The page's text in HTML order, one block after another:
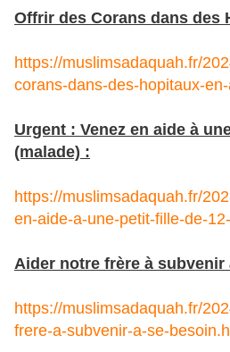
Offrir des Corans dans des
https://muslimsadaquah.fr/
corans-dans-des-hopitaux-en-
Urgent : Venez en aide à
(malade) :
https://muslimsadaquah.fr/
en-aide-a-une-petit-fille-de-
Aider notre frère à subvenir
https://muslimsadaquah.fr/
frere-a-subvenir-a-se-